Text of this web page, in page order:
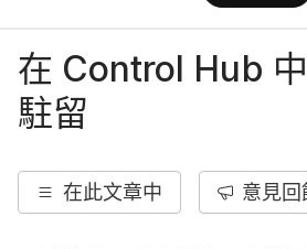
在 Control Hub
駐留
在此文章中 意見回